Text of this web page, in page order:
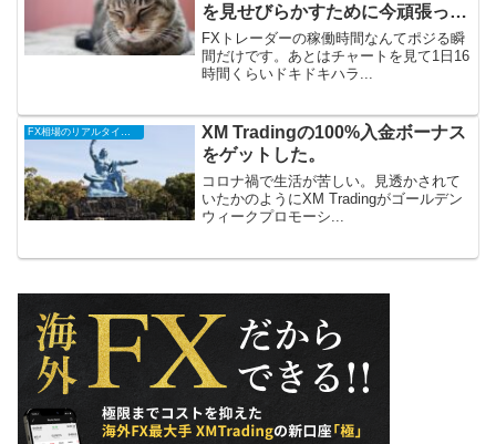
を見せびらかすために今頑張って
る。
FXトレーダーの稼働時間なんてポジる瞬
間だけです。あとはチャートを見て1日16
時間くらいドキドキハラ...
FX相場のリアルタイム情報
XM Tradingの100%入金ボーナス
をゲットした。
コロナ禍で生活が苦しい。見透かされて
いたかのようにXM Tradingがゴールデン
ウィークプロモーシ...